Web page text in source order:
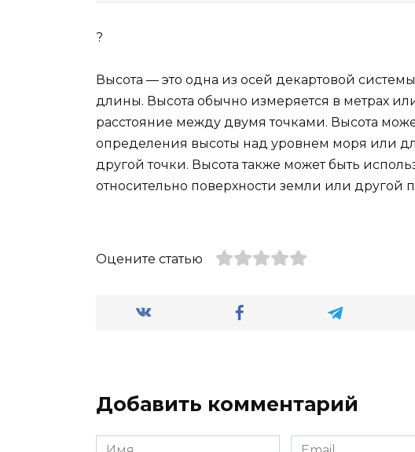
?
Высота — это одна из осей декартовой
длины. Высота обычно измеряется в метрах
расстояние между двумя точками. Высота
определения высоты над уровнем моря или
другой точки. Высота также может быть
относительно поверхности земли или другой
Оцените статью
Добавить комментарий
Имя
Email